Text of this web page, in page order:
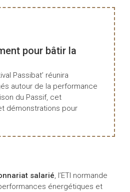
pour bâtir la
Passibat’ réunira
autour de la performance
du Passif, cet
démonstrations pour
salarié, l’ETI normande
énergétiques et